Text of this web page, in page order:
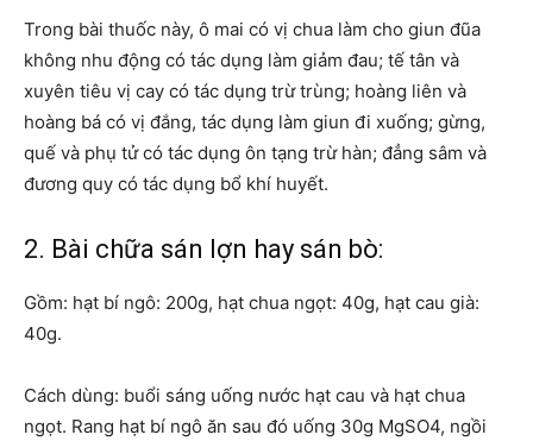
Trong bài thuốc này, ô mai có vị chua làm cho giun đũa
không nhu động có tác dụng làm giảm đau; tế tân và
xuyên tiêu vị cay có tác dụng trừ trùng; hoàng liên và
hoàng bá có vị đắng, tác dụng làm giun đi xuống; gừng,
quế và phụ tử có tác dụng ôn tạng trừ hàn; đẳng sâm và
đương quy có tác dụng bổ khí huyết.
2. Bài chữa sán lợn hay sán bò:
Gồm: hạt bí ngô: 200g, hạt chua ngọt: 40g, hạt cau già:
40g.
Cách dùng: buổi sáng uống nước hạt cau và hạt chua
ngọt. Rang hạt bí ngô ăn sau đó uống 30g MgSO4, ngồi